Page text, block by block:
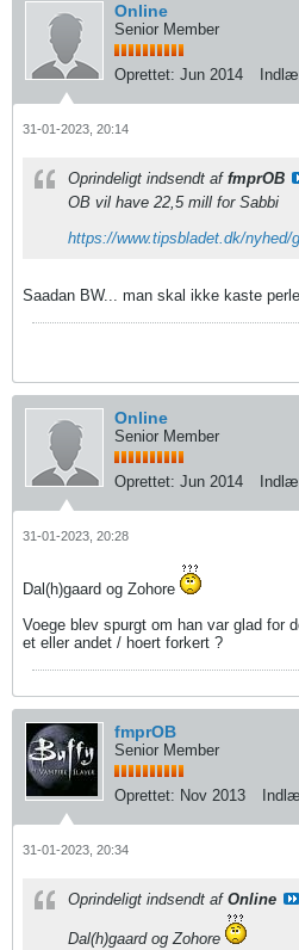
Online
Senior Member
Oprettet: Jun 2014
31-01-2023, 20:14
Oprindeligt indsendt af fmprOB
OB vil have 22,5 mill for Sabbi
https://www.tipsbladet.dk/nyhed/
Saadan BW... man skal ikke kaste
Online
Senior Member
Oprettet: Jun 2014
31-01-2023, 20:28
Dal(h)gaard og Zohore
Voege blev spurgt om han var glad for
et eller andet / hoert forkert ?
fmprOB
Senior Member
Oprettet: Nov 2013
31-01-2023, 20:34
Oprindeligt indsendt af Online
Dal(h)gaard og Zohore